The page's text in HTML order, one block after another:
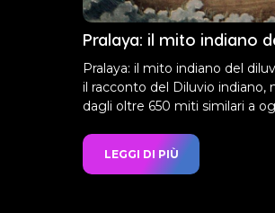
Pralaya: il mito indiano
Pralaya: il mito indiano del
il racconto del Diluvio indiano,
dagli oltre 650 miti similari a
LEGGI DI PIÙ